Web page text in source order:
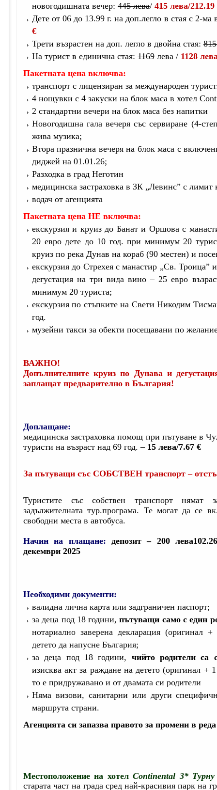
новогодишната вечер: 445 лева/ 415 лева/212.19
Дете от 06 до 13.99 г. на доп.легло в стая с 2-ма
€
Трети възрастен на доп. легло в двойна стая:
На турист в единична стая: 1169 лева / 1128
Пакетната цена включва:
транспорт с лицензиран за международен
4 нощувки с 4 закуски на блок маса в хотел
2 стандартни вечери на блок маса без напитки
Новогодишна гала вечеря със сервиране (4-
жива музика;
Втора празнична вечеря на блок маса с
диджей на 01.01.26;
Разходка в град Неготин
медицинска застраховка в ЗК „Левинс” с лимит
водач от агенцията
Пакетната цена НЕ включва:
екскурзия и круиз до Банат и Оршова с
20 евро дете до 10 год. при минимум 20
круиз по река Дунав на кораб (90 местен) и
екскурзия до Стрехея с манастир „Св.
дегустация на три вида вино – 25 евро
минимум 20 туриста;
екскурзия по стъпките на Свети Никодим
год.
музейни такси за обекти посещавани по
ВАЖНО!
Допълнителните круиз по Дунава и
заплащат предварително в България!
Доплащане:
медицинска застраховка помощ при пътуване в
туристи на възраст над 69 год. – 15 лева/7.67 €
За пътуващи със СОБСТВЕН транспорт –
Туристите със собствен транспорт нямат
задължителната тур.програма. Те могат да се
свободни места в автобуса.
Начин на плащане: депозит – 200 лева
декември 2025
Необходими документи:
валидна лична карта или задграничен паспорт;
за деца под 18 години,пътуващи само с един
нотариално заверена декларация (оригинал
детето да напусне България;
за деца под 18 години, чийто родители са
изисква акт за раждане на детето (оригинал + 1
то е придружавано и от двамата си родители
Няма визови, санитарни или други
маршрута страни.
Агенцията си запазва правото за промени в
Местоположение на хотел Continental 3* Турну
старата част на града сред най-красивия парк на